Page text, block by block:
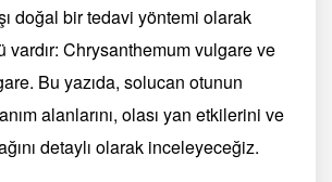
doğal bir tedavi yöntemi olarak
vardır: Chrysanthemum vulgare ve
Bu yazıda, solucan otunun
alanlarını, olası yan etkilerini ve
detaylı olarak inceleyeceğiz.